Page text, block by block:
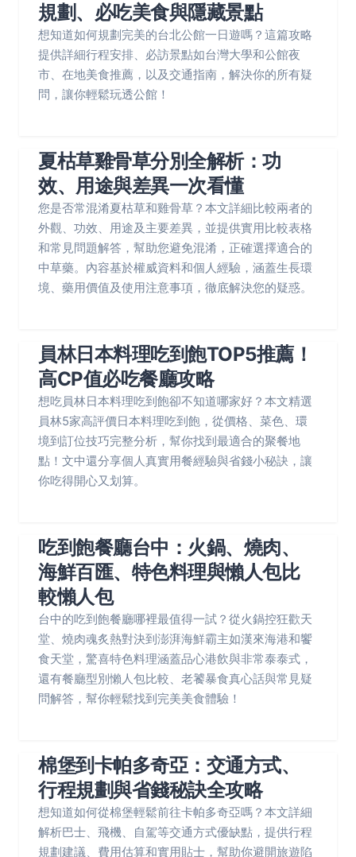
規劃、必吃美食與隱藏景點
想知道如何規劃完美的台北公館一日遊嗎？這篇攻略
提供詳細行程安排、必訪景點如台灣大學和公館夜
市、在地美食推薦，以及交通指南，解決你的所有疑
問，讓你輕鬆玩透公館！
夏枯草雞骨草分別全解析：功
效、用途與差異一次看懂
您是否常混淆夏枯草和雞骨草？本文詳細比較兩者的
外觀、功效、用途及主要差異，並提供實用比較表格
和常見問題解答，幫助您避免混淆，正確選擇適合的
中草藥。內容基於權威資料和個人經驗，涵蓋生長環
境、藥用價值及使用注意事項，徹底解決您的疑惑。
員林日本料理吃到飽TOP5推薦！
高CP值必吃餐廳攻略
想吃員林日本料理吃到飽卻不知道哪家好？本文精選
員林5家高評價日本料理吃到飽，從價格、菜色、環
境到訂位技巧完整分析，幫你找到最適合的聚餐地
點！文中還分享個人真實用餐經驗與省錢小秘訣，讓
你吃得開心又划算。
吃到飽餐廳台中：火鍋、燒肉、
海鮮百匯、特色料理與懶人包比
較懶人包
台中的吃到飽餐廳哪裡最值得一試？從火鍋控狂歡天
堂、燒肉魂炙熱對決到澎湃海鮮霸主如漢來海港和饗
食天堂，驚喜特色料理涵蓋品心港飲與非常泰泰式，
還有餐廳型別懶人包比較、老饕暴食真心話與常見疑
問解答，幫你輕鬆找到完美美食體驗！
棉堡到卡帕多奇亞：交通方式、
行程規劃與省錢秘訣全攻略
想知道如何從棉堡輕鬆前往卡帕多奇亞嗎？本文詳細
解析巴士、飛機、自駕等交通方式優缺點，提供行程
規劃建議、費用估算和實用貼士，幫助你避開旅遊陷